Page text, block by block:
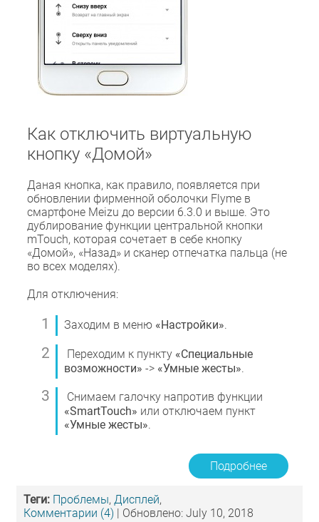
Как отключить виртуальную
кнопку «Домой»
Даная кнопка, как правило, появляется при
обновлении фирменной оболочки Flyme в
смартфоне Meizu до версии 6.3.0 и выше. Это
дублирование функции центральной кнопки
mTouch, которая сочетает в себе кнопку
«Домой», «Назад» и сканер отпечатка пальца (не
во всех моделях).
Для отключения:
Заходим в меню «Настройки».
Переходим к пункту «Специальные
возможности» -> «Умные жесты».
Снимаем галочку напротив функции
«SmartTouch» или отключаем пункт
«Умные жесты».
Подробнее
Теги: Проблемы, Дисплей,
Комментарии (4) | Обновлено: July 10, 2018